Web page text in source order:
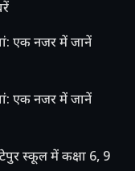
एक नजर में जानें
एक नजर में जानें
स्कूल में कक्षा 6, 9